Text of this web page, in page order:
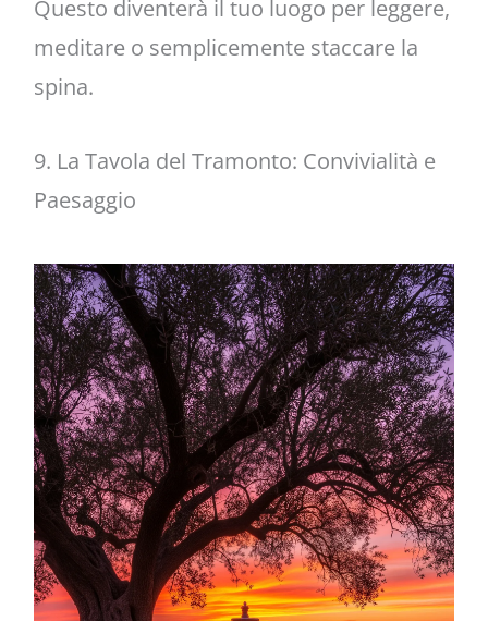
Questo diventerà il tuo luogo per leggere,
meditare o semplicemente staccare la
spina.
9. La Tavola del Tramonto: Convivialità e
Paesaggio